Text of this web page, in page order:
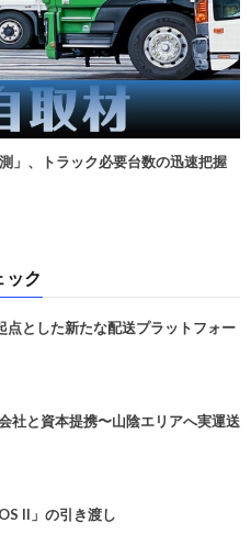
」、トラック必要台数の迅速把握
ック
とした新たな配送プラットフォー
と資本提携〜山陰エリアへ実運送
II」の引き渡し